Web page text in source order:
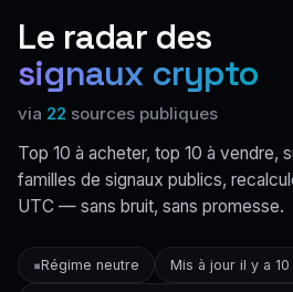
Le radar des
signaux crypto
via 22 sources publiques
Top 10 à acheter, top 10 à vendre,
familles de signaux publics,
UTC — sans bruit, sans promesse.
▪Régime neutre Mis à jour il y a 10